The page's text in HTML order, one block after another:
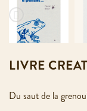
LIVRE
Du saut de la